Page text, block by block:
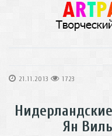
21.11.2013 1723
Ян